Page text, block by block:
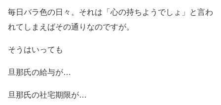
毎日バラ色の日々。それは「心の持ちようでしょ」と言わ
れてしまえばその通りなのですが。
そうはいっても
旦那氏の給与が…
旦那氏の社宅期限が…